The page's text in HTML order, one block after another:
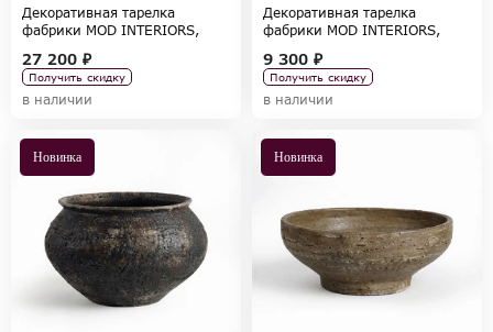
Декоративная тарелка
фабрики MOD INTERIORS,
27 200 ₽
Получить скидку
в наличии
Декоративная тарелка
фабрики MOD INTERIORS,
9 300 ₽
Получить скидку
в наличии
Новинка Новинка